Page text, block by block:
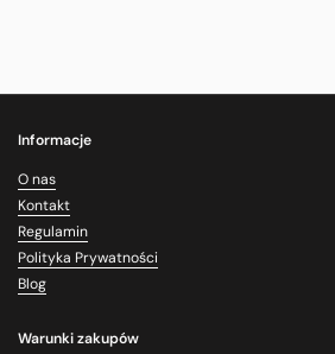
Informacje
O nas
Kontakt
Regulamin
Polityka Prywatności
Blog
Warunki zakupów